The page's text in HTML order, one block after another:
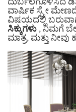
ದುರ್ಬಲಗೊಳಿಸಿದ
ವಾರ್ಷಿಕ ಸ್ಪ್ರೇ
ವಿಷಯದಲ್ಲಿ
ಸಿಕ್ಕುಗಳು , ನಿಮಗೆ
ಮಾತ್ರ, ಮತ್ತು